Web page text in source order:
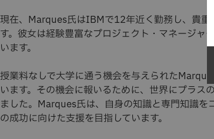
現在、Marques氏はIBMで12年近く勤務し、貴重
す。彼女は経験豊富なプロジェクト・マネージャ
います。
授業料なしで大学に通う機会を与えられた
います。その機会に報いるために、世界にプラス
ました。Marques氏は、自身の知識と専門知識を
の成功に向けた支援を目指しています。